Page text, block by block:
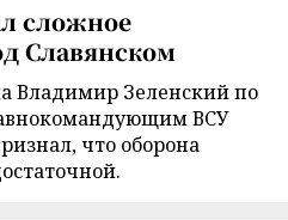
сложное
Славянском
Владимир Зеленский по
ВСУ
что оборона